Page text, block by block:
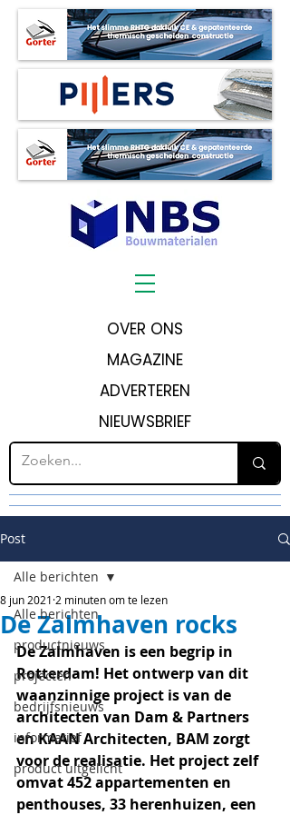
OVER ONS
MAGAZINE
ADVERTEREN
NIEUWSBRIEF
Post
Alle berichten
productnieuws
projecten
bedrijfsnieuws
informatief
product uitgelicht
Alle berichten
De Zalmhaven rocks
8 jun 2021 2 minuten om te lezen
De Zalmhaven is een begrip in
Rotterdam! Het ontwerp van dit
waanzinnige project is van de
architecten van Dam & Partners
en KAAN Architecten, BAM zorgt
voor de realisatie. Het project zelf
omvat 452 appartementen en
penthouses, 33 herenhuizen, een